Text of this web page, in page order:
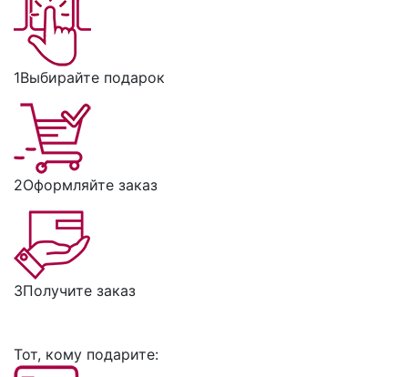
1Выбирайте подарок
2Оформляйте заказ
3Получите заказ
Тот, кому подарите: